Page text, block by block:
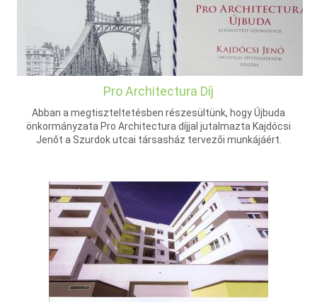
Pro Architectura Díj
Abban a megtiszteltetésben részesültünk, hogy Újbuda
önkormányzata Pro Architectura díjjal jutalmazta Kajdócsi
Jenőt a Szurdok utcai társasház tervezői munkájáért.